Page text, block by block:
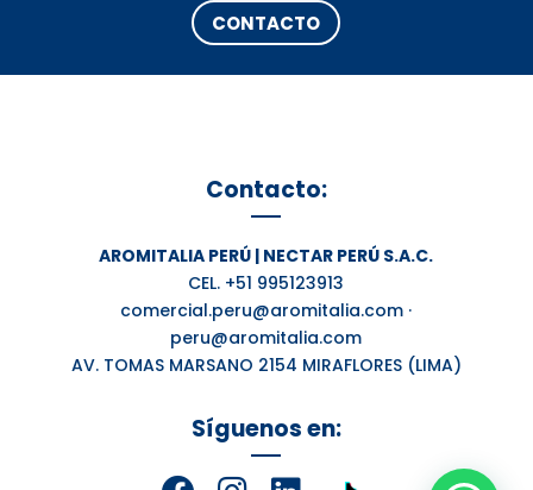
CONTACTO
Contacto:
AROMITALIA PERÚ | NECTAR PERÚ S.A.C.
CEL. +51 995123913
comercial.peru@aromitalia.com ·
peru@aromitalia.com
AV. TOMAS MARSANO 2154 MIRAFLORES (LIMA)
Síguenos en: